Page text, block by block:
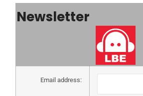
Newsletter
Email address: